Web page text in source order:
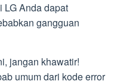
LG Anda dapat
gangguan
jangan khawatir!
umum dari kode error